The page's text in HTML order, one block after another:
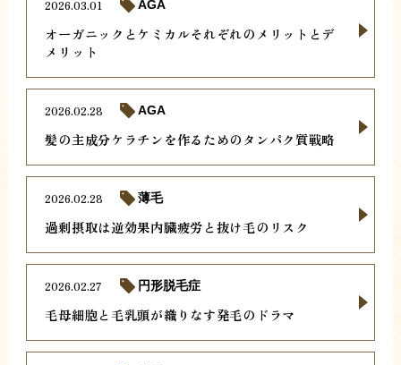
オーガニックとケミカルそれぞれのメリットとデ
メリット
2026.03.01 AGA
髪の主成分ケラチンを作るためのタンパク質戦略
2026.02.28 AGA
過剰摂取は逆効果内臓疲労と抜け毛のリスク
2026.02.28 薄毛
毛母細胞と毛乳頭が織りなす発毛のドラマ
2026.02.27 円形脱毛症